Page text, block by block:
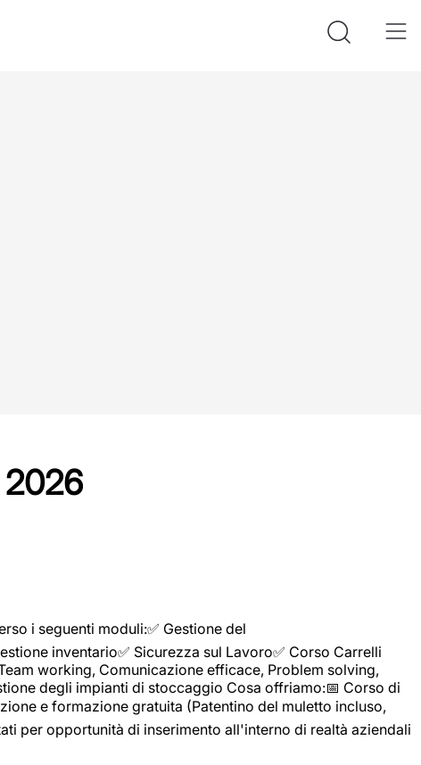
2026
i seguenti moduli:✅ Gestione del
inventario✅ Sicurezza sul Lavoro✅ Corso Carrelli
working, Comunicazione efficace, Problem solving,
degli impianti di stoccaggio Cosa offriamo:📅 Corso di
e formazione gratuita (Patentino del muletto incluso,
per opportunità di inserimento all'interno di realtà aziendali